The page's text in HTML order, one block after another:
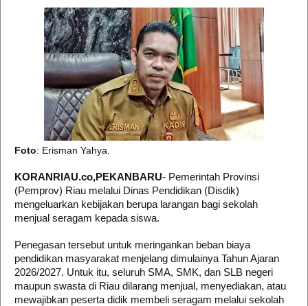
Foto: Erisman Yahya.
KORANRIAU.co,PEKANBARU- Pemerintah Provinsi
(Pemprov) Riau melalui Dinas Pendidikan (Disdik)
mengeluarkan kebijakan berupa larangan bagi sekolah
menjual seragam kepada siswa.
Penegasan tersebut untuk meringankan beban biaya
pendidikan masyarakat menjelang dimulainya Tahun Ajaran
2026/2027. Untuk itu, seluruh SMA, SMK, dan SLB negeri
maupun swasta di Riau dilarang menjual, menyediakan, atau
mewajibkan peserta didik membeli seragam melalui sekolah